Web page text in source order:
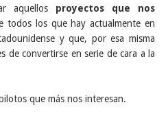
aquellos proyectos que nos
todos los que hay actualmente en
y que, por esa misma
de convertirse en serie de cara a la
que más nos interesan.